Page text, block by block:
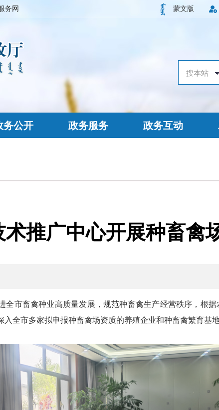
务网 蒙文版
务公开 政务服务 政务互动
推广中心开展种畜禽
全市畜禽种业高质量发展，规范种畜禽生产经营秩序，根
全市多家拟申报种畜禽场资质的养殖企业和种畜禽繁育基